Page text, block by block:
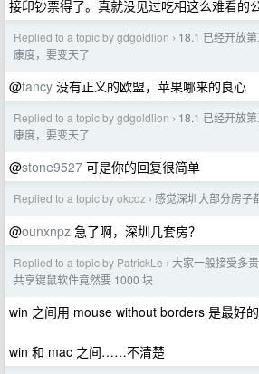
接印钞票得了。真就没见过吃相这么难看的公
Replied to a topic by gdgoldlion › 18.1 已经开放
康度，要变天了
@tancy 没有正义的欧盟，苹果哪来的良心
Replied to a topic by gdgoldlion › 18.1 已经开放
康度，要变天了
@stone9527 可是你的回复很简单
Replied to a topic by okcdz › 感觉深圳大部分房子
@ounxnpz 急了啊，深圳几套房？
Replied to a topic by PatrickLe › 大家一般接受多
共享键鼠软件竟然要 1000 块
win 之间用 mouse without borders 是最好的
win 和 mac 之间……不清楚